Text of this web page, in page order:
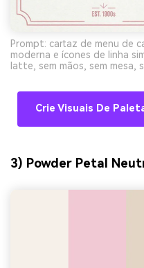
Prompt: cartaz de menu de
moderna e ícones de linha
latte, sem mãos, sem
Crie Visuais De
3) Powder Petal